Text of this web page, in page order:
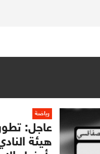
رياضة
عاجل:
هيئة